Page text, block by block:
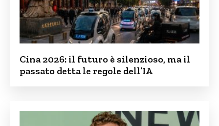
Cina 2026: il futuro è silenzioso, ma il
passato detta le regole dell’IA